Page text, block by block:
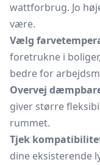
wattforbrug. Jo
være.
Vælg
foretrukne i
bedre for
Overvej
giver større
rummet.
Tjek
dine eksisterende